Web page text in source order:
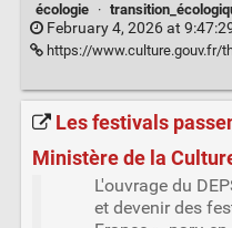
écologie
·
February 4, 2026 at
https://www.culture.gouv.fr/thematiques/transition-ecologique/
Les festivals
Ministère de la
L'ouvrage du
et devenir des